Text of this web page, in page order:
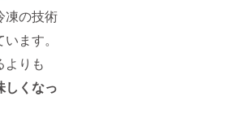
凍の技術
ます。
よりも
しくなっ